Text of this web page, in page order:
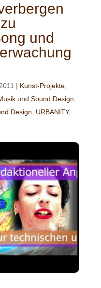
und
| Kunst-Projekte,
und Sound Design
Design URBANITY,